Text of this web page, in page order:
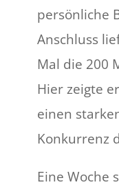
persönliche
Anschluss
Mal die 200
Hier zeigte
einen
Konkurrenz
Eine Woche